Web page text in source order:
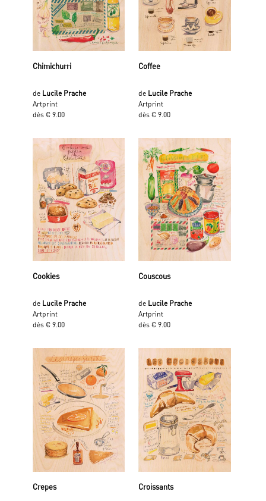
Chimichurri
de Lucile Prache
Artprint
dès € 9.00
Coffee
de Lucile Prache
Artprint
dès € 9.00
Cookies
de Lucile Prache
Artprint
dès € 9.00
Couscous
de Lucile Prache
Artprint
dès € 9.00
Crepes Croissants